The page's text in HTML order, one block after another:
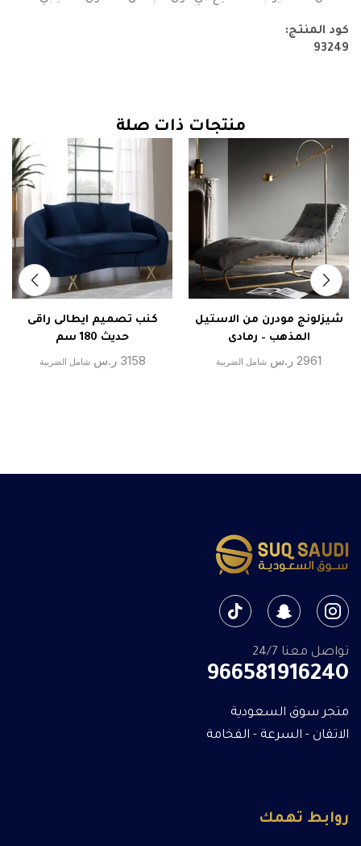
كود المنتج:
93249
منتجات ذات صلة
شيزلونج مودرن من الاستيل
المذهب – رمادى
2961 ر.س شامل الضريبة
كنب تصميم ايطالى راقى
حديث 180 سم
3158 ر.س شامل الضريبة
تواصل معنا 24/7
966581916240
متجر سوق السعودية
الاتقان - السرعة - الفخامة
روابط تهمك